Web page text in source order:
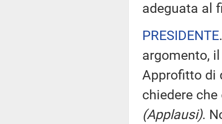
adeguata al
PRESIDENTE
argomento,
Approfitto di
chiedere
(Applausi).